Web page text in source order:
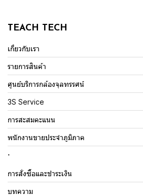
TEACH TECH
เกี่ยวกับเรา
รายการสินค้า
ศูนย์บริการกล้องจุลทรรศน์
3S Service
การสะสมคะแนน
พนักงานขายประจำภูมิภาค
.
การสั่งซื้อและชำระเงิน
บทความ